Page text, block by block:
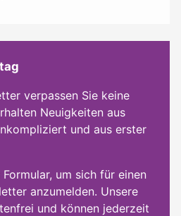
verpassen Sie keine
Neuigkeiten aus
und aus erster
um sich für einen
anzumelden. Unsere
und können jederzeit